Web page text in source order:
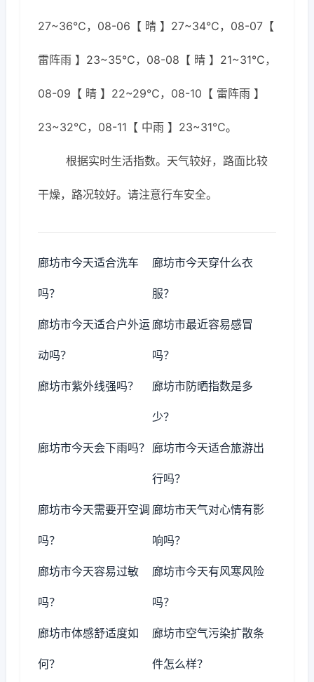
27~36℃，08-06【 晴 】27~34℃，08-07【
雷阵雨 】23~35℃，08-08【 晴 】21~31℃，
08-09【 晴 】22~29℃，08-10【 雷阵雨 】
23~32℃，08-11【 中雨 】23~31℃。
根据实时生活指数。天气较好，路面比较
干燥，路况较好。请注意行车安全。
廊坊市今天适合洗车
吗？
廊坊市今天穿什么衣
服？
廊坊市今天适合户外运
动吗？
廊坊市最近容易感冒
吗？
廊坊市紫外线强吗？ 廊坊市防晒指数是多
少？
廊坊市今天会下雨吗？ 廊坊市今天适合旅游出
行吗？
廊坊市今天需要开空调
吗？
廊坊市天气对心情有影
响吗？
廊坊市今天容易过敏
吗？
廊坊市今天有风寒风险
吗？
廊坊市体感舒适度如
何？
廊坊市空气污染扩散条
件怎么样？